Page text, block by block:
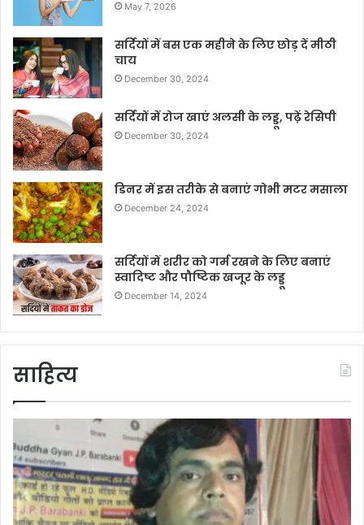
May 7, 2026
सर्दियों में बस एक महीने के लिए छोड़ दें मीठी
चाय
December 30, 2024
सर्दियों में रोज खाएं अलसी के लड्डू, पढ़ें रेसिपी
December 30, 2024
डिनर में इस तरीके से बनाएं गोभी मटर मसाला
December 24, 2024
सर्दियों में शरीर को गर्म रखने के लिए बनाएं
स्वादिष्ट और पौष्टिक खजूर के लड्डू
December 14, 2024
साहित्य